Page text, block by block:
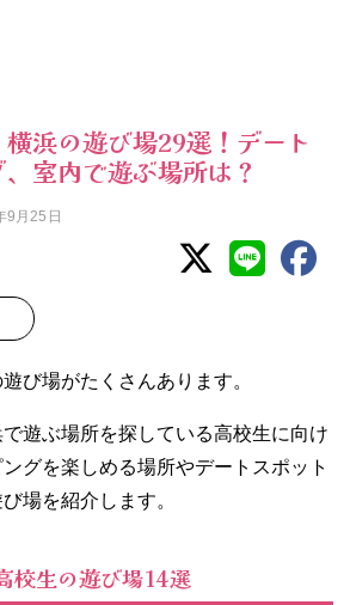
横浜の遊び場29選！デート
室内で遊ぶ場所は？
9月25日
び場がたくさんあります。
遊ぶ場所を探している高校生に向け
グを楽しめる場所やデートスポット
場を紹介します。
校生の遊び場14選